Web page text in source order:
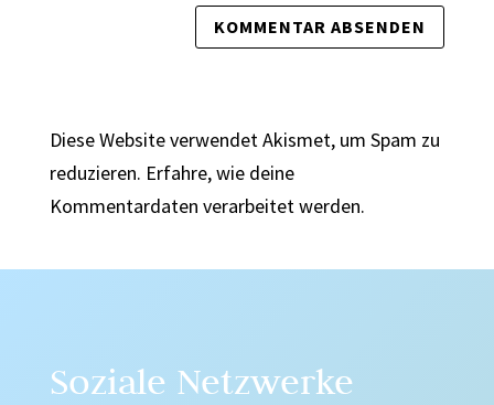
Diese Website verwendet Akismet, um Spam zu
reduzieren. Erfahre, wie deine
Kommentardaten verarbeitet werden.
Soziale Netzwerke